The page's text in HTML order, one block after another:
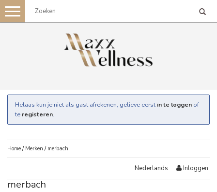
Toggle
navigation
Helaas kun je niet als gast afrekenen, gelieve eerst in te loggen of
te registeren.
Home / Merken / merbach
Nederlands Inloggen
merbach